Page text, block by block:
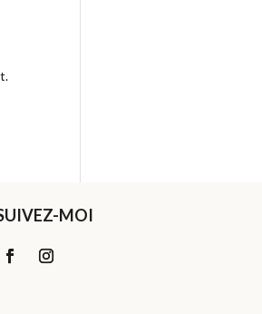
MOI